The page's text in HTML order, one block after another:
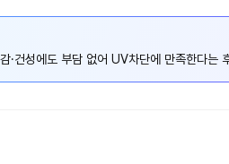
건성에도 부담 없어 UV차단에 만족한다는